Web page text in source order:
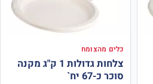
כלים מהצומח
צלחות גדולות 1 ק"ג מקנה
סוכר כ-67 יח`